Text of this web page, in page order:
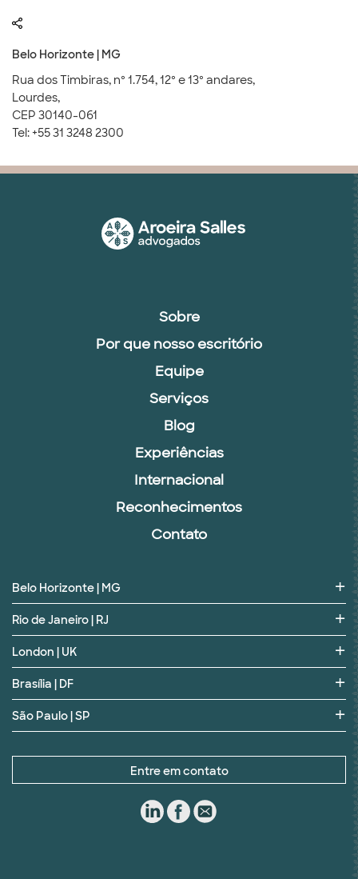
Belo Horizonte | MG
Rua dos Timbiras, nº 1.754, 12º e 13º andares,
Lourdes,
CEP 30140-061
Tel: +55 31 3248 2300
Sobre
Por que nosso escritório
Equipe
Serviços
Blog
Experiências
Internacional
Reconhecimentos
Contato
Belo Horizonte | MG
Rio de Janeiro | RJ
London | UK
Brasília | DF
São Paulo | SP
Entre em contato